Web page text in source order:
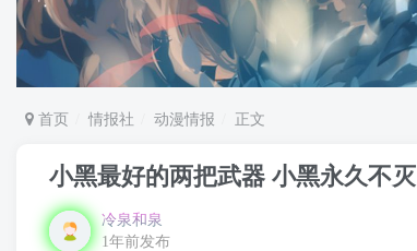
首页 情报社 动漫情报 正文
小黑最好的两把武器 小黑永久不灭
冷泉和泉
1年前发布